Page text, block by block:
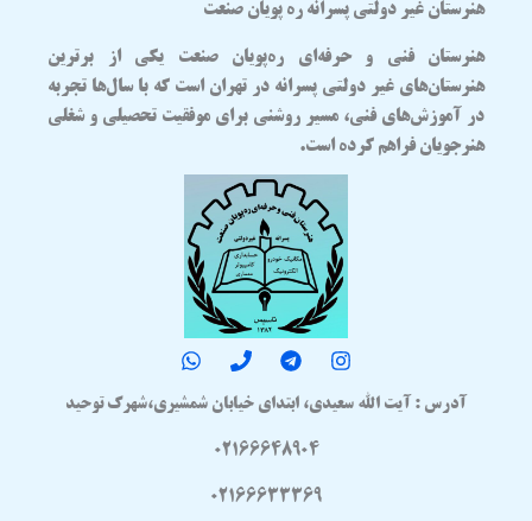
هنرستان غیر دولتی پسرانه ره پویان صنعت
هنرستان فنی و حرفه‌ای ره‌پویان صنعت یکی از برترین
هنرستان‌های غیر دولتی پسرانه در تهران است که با سال‌ها تجربه
در آموزش‌های فنی، مسیر روشنی برای موفقیت تحصیلی و شغلی
هنرجویان فراهم کرده است.
آدرس : آیت الله سعیدی، ابتدای خیابان شمشیری،شهرک توحید
02166648904
02166633369